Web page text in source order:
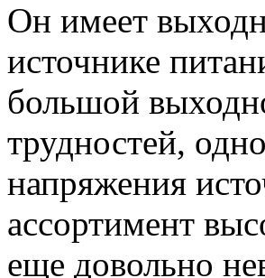
Он имеет
источнике
большой
трудностей,
напряжения
ассортимент
еще довольно